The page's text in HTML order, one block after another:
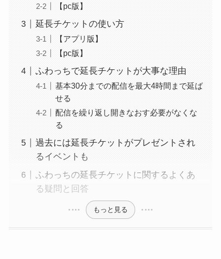
【pc版】
延長チケットの使い方
【アプリ版】
【pc版】
ふわっちで延長チケットが大事な理由
基本30分までの配信を最大4時間まで延ば
せる
配信を繰り返し開きなおす必要がなくな
る
過去には延長チケットがプレゼントされ
るイベントも
ふわっちの延長チケットに関するよくあ
る疑問と回答
もっと見る